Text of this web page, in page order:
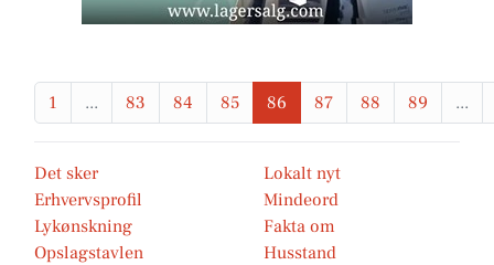
1 ... 83 84 85 86 87 88 89 ...
Det sker
Lokalt nyt
Erhvervsprofil
Mindeord
Lykønskning
Fakta om
Opslagstavlen
Husstand